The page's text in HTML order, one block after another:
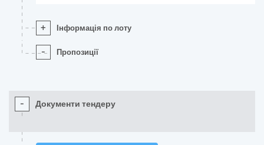
+ Інформація по лоту
- Пропозиції
- Документи тендеру